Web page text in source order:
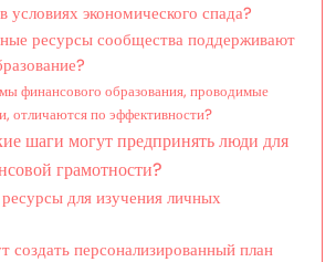
условиях экономического спада?
ресурсы сообщества поддерживают
финансового образования, проводимые
отличаются по эффективности?
шаги могут предпринять люди для
грамотности?
для изучения личных
создать персонализированный план